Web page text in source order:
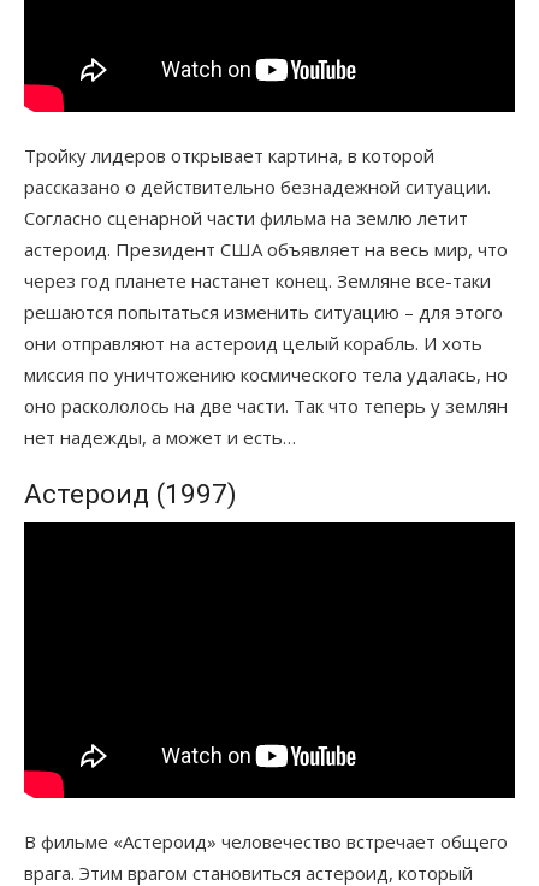
Тройку лидеров открывает картина, в которой
рассказано о действительно безнадежной ситуации.
Согласно сценарной части фильма на землю летит
астероид. Президент США объявляет на весь мир, что
через год планете настанет конец. Земляне все-таки
решаются попытаться изменить ситуацию – для этого
они отправляют на астероид целый корабль. И хоть
миссия по уничтожению космического тела удалась, но
оно раскололось на две части. Так что теперь у землян
нет надежды, а может и есть…
Астероид (1997)
В фильме «Астероид» человечество встречает общего
врага. Этим врагом становиться астероид, который